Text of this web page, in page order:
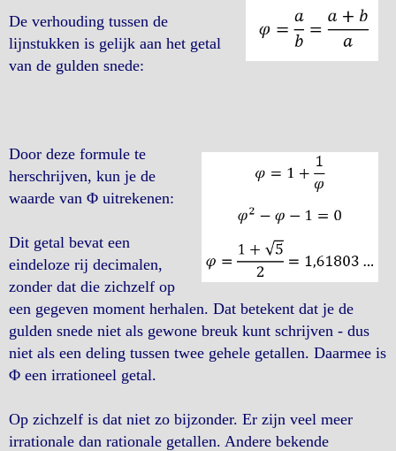
De verhouding tussen de
lijnstukken is gelijk aan het getal
van de gulden snede:
Door deze formule te
herschrijven, kun je de
waarde van Φ uitrekenen:
Dit getal bevat een
eindeloze rij decimalen,
zonder dat die zichzelf op
een gegeven moment herhalen. Dat betekent dat je de
gulden snede niet als gewone breuk kunt schrijven - dus
niet als een deling tussen twee gehele getallen. Daarmee is
Φ een irrationeel getal.
Op zichzelf is dat niet zo bijzonder. Er zijn veel meer
irrationale dan rationale getallen. Andere bekende